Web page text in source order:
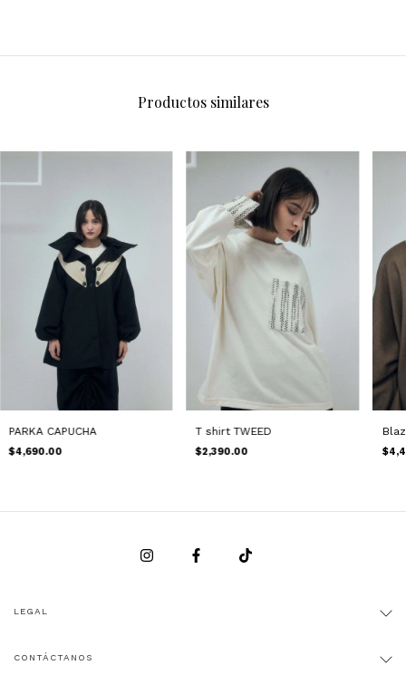
Productos similares
PARKA CAPUCHA
$4,690.00
T shirt TWEED
$2,390.00
LEGAL
CONTÁCTANOS